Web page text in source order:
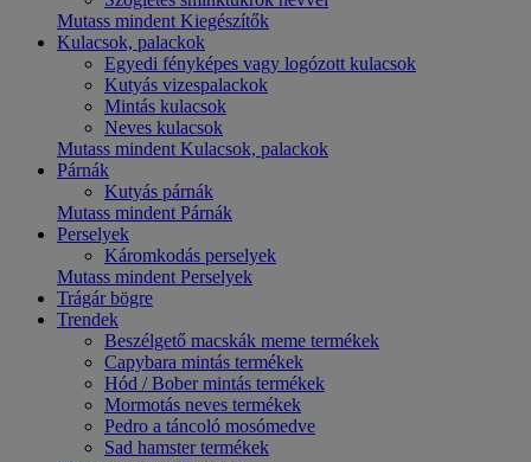
Mutass mindent Kiegészítők
Kulacsok, palackok
Egyedi fényképes vagy logózott kulacsok
Kutyás vizespalackok
Mintás kulacsok
Neves kulacsok
Mutass mindent Kulacsok, palackok
Párnák
Kutyás párnák
Mutass mindent Párnák
Perselyek
Káromkodás perselyek
Mutass mindent Perselyek
Trágár bögre
Trendek
Beszélgető macskák meme termékek
Capybara mintás termékek
Hód / Bober mintás termékek
Mormotás neves termékek
Pedro a táncoló mosómedve
Sad hamster termékek